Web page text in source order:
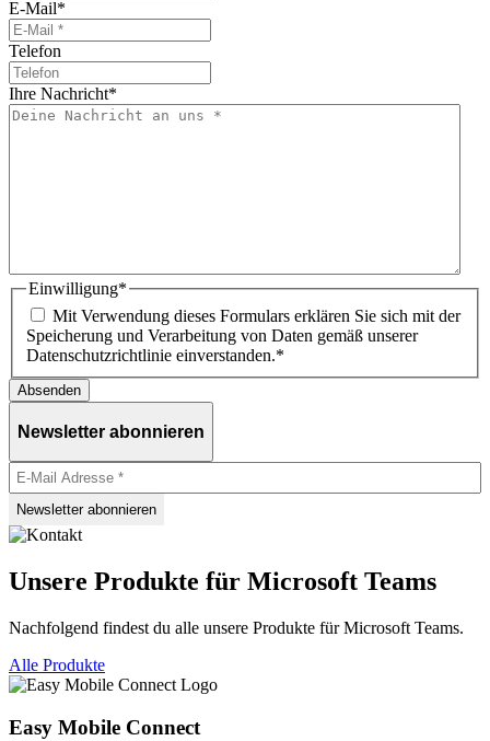
E-Mail*
Telefon
Ihre Nachricht*
Einwilligung*
Mit Verwendung dieses Formulars erklären Sie sich mit der
Speicherung und Verarbeitung von Daten gemäß unserer
Datenschutzrichtlinie einverstanden.*
Newsletter abonnieren
Unsere Produkte für Microsoft Teams
Nachfolgend findest du alle unsere Produkte für Microsoft Teams.
Alle Produkte
Easy Mobile Connect